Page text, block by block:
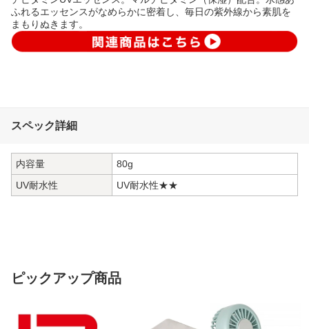
ふれるエッセンスがなめらかに密着し、毎日の紫外線から素肌を
まもりぬきます。
スペック詳細
内容量
80g
UV耐水性
UV耐水性★★
ピックアップ商品